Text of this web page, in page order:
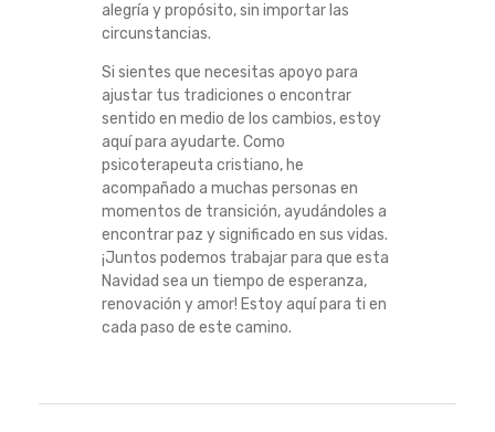
alegría y propósito, sin importar las
circunstancias.
Si sientes que necesitas apoyo para
ajustar tus tradiciones o encontrar
sentido en medio de los cambios, estoy
aquí para ayudarte. Como
psicoterapeuta cristiano, he
acompañado a muchas personas en
momentos de transición, ayudándoles a
encontrar paz y significado en sus vidas.
¡Juntos podemos trabajar para que esta
Navidad sea un tiempo de esperanza,
renovación y amor! Estoy aquí para ti en
cada paso de este camino.